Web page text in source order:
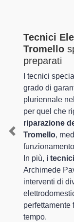
Tecnici
Tromello
preparati
I tecnici
grado di
pluriennale
per quel che
riparazione
Tromello,
In più, i
Archimede
interventi di
perfettamente
tempo.
Previous